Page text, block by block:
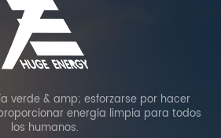
verde & amp; esforzarse por hacer
energía limpia para todos
los humanos.